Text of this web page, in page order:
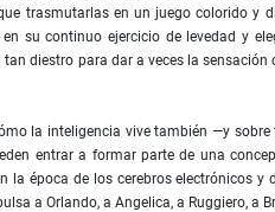
trasmutarlas en un juego colorido
su continuo ejercicio de levedad y
diestro para dar a veces la
la inteligencia vive también —y
entrar a formar parte de una
la época de los cerebros electrónicos
a Orlando, a Angelica, a Ruggiero, a